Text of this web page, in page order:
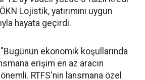
Lojistik, yatırımını uygun
hayata geçirdi.
ekonomik koşullarında
erişim en az aracın
RTFS'nin lansmana özel